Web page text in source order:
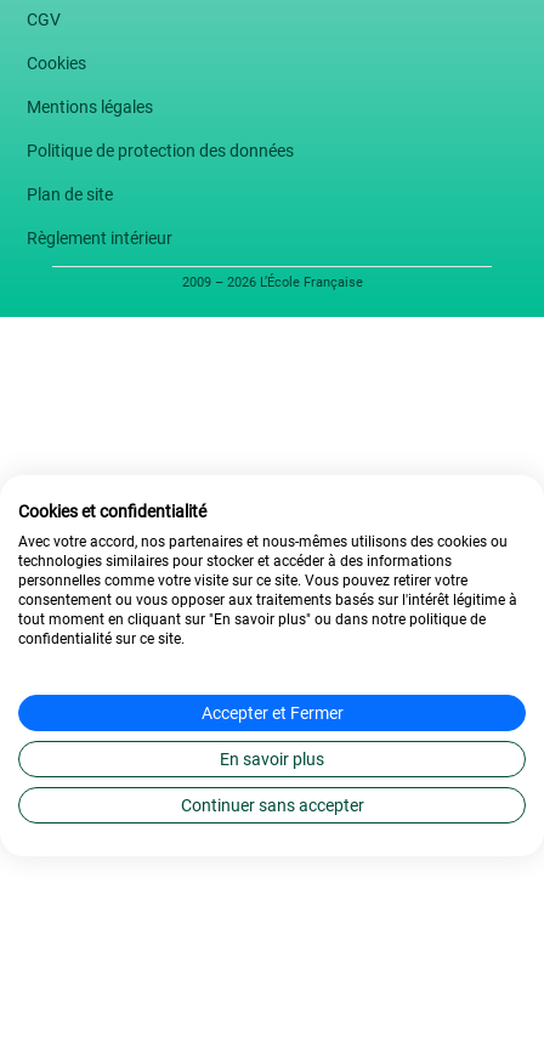
CGV
Cookies
Mentions légales
Politique de protection des données
Plan de site
Règlement intérieur
2009 – 2026 L’École Française
Cookies et confidentialité
Avec votre accord, nos partenaires et nous-mêmes utilisons des cookies ou
technologies similaires pour stocker et accéder à des informations
personnelles comme votre visite sur ce site. Vous pouvez retirer votre
consentement ou vous opposer aux traitements basés sur l'intérêt légitime à
tout moment en cliquant sur "En savoir plus" ou dans notre politique de
confidentialité sur ce site.
Accepter et Fermer
En savoir plus
Continuer sans accepter